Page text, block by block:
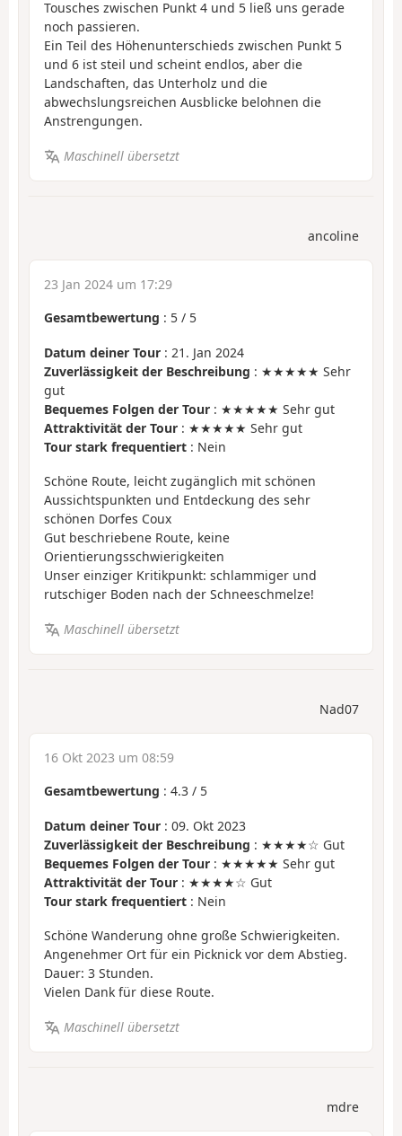
Tousches zwischen Punkt 4 und 5 ließ uns gerade
noch passieren.
Ein Teil des Höhenunterschieds zwischen Punkt 5
und 6 ist steil und scheint endlos, aber die
Landschaften, das Unterholz und die
abwechslungsreichen Ausblicke belohnen die
Anstrengungen.
Maschinell übersetzt
ancoline
23 Jan 2024 um 17:29
Gesamtbewertung : 5 / 5
Datum deiner Tour : 21. Jan 2024
Zuverlässigkeit der Beschreibung : ★★★★★ Sehr
gut
Bequemes Folgen der Tour : ★★★★★ Sehr gut
Attraktivität der Tour : ★★★★★ Sehr gut
Tour stark frequentiert : Nein
Schöne Route, leicht zugänglich mit schönen
Aussichtspunkten und Entdeckung des sehr
schönen Dorfes Coux
Gut beschriebene Route, keine
Orientierungsschwierigkeiten
Unser einziger Kritikpunkt: schlammiger und
rutschiger Boden nach der Schneeschmelze!
Maschinell übersetzt
Nad07
16 Okt 2023 um 08:59
Gesamtbewertung : 4.3 / 5
Datum deiner Tour : 09. Okt 2023
Zuverlässigkeit der Beschreibung : ★★★★☆ Gut
Bequemes Folgen der Tour : ★★★★★ Sehr gut
Attraktivität der Tour : ★★★★☆ Gut
Tour stark frequentiert : Nein
Schöne Wanderung ohne große Schwierigkeiten.
Angenehmer Ort für ein Picknick vor dem Abstieg.
Dauer: 3 Stunden.
Vielen Dank für diese Route.
Maschinell übersetzt
mdre